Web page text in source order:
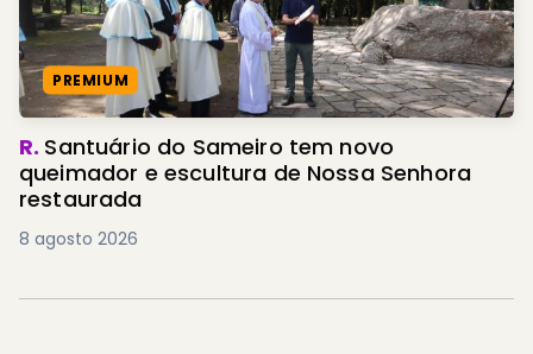
PREMIUM
R. Santuário do Sameiro tem novo
queimador e escultura de Nossa Senhora
restaurada
8 agosto 2026